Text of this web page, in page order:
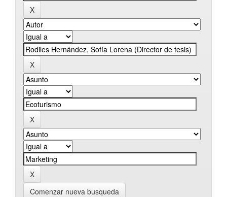
Comenzar nueva busqueda